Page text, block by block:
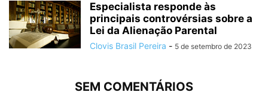
Especialista responde às
principais controvérsias sobre a
Lei da Alienação Parental
Clovis Brasil Pereira - 5 de setembro de 2023
SEM COMENTÁRIOS